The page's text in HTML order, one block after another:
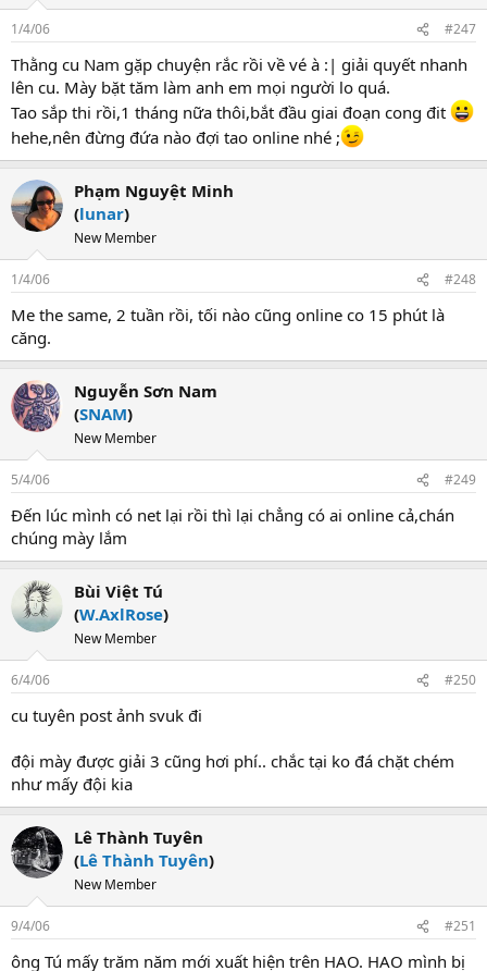
1/4/06 #247
Thằng cu Nam gặp chuyện rắc rồi về vé à :| giải quyết nhanh
lên cu. Mày bặt tăm làm anh em mọi người lo quá.
Tao sắp thi rồi,1 tháng nữa thôi,bắt đầu giai đoạn cong đit
hehe,nên đừng đứa nào đợi tao online nhé ;
Phạm Nguyệt Minh
(lunar)
New Member
1/4/06 #248
Me the same, 2 tuần rồi, tối nào cũng online co 15 phút là
căng.
Nguyễn Sơn Nam
(SNAM)
New Member
5/4/06 #249
Đến lúc mình có net lại rồi thì lại chẳng có ai online cả,chán
chúng mày lắm
Bùi Việt Tú
(W.AxlRose)
New Member
6/4/06 #250
cu tuyên post ảnh svuk đi
đội mày được giải 3 cũng hơi phí.. chắc tại ko đá chặt chém
như mấy đội kia
Lê Thành Tuyên
(Lê Thành Tuyên)
New Member
9/4/06 #251
ông Tú mấy trăm năm mới xuất hiện trên HAO. HAO mình bị